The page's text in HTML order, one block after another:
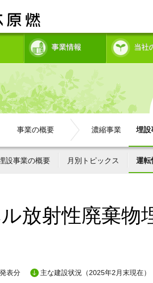
事業情報 当社
事業の概要 濃縮事業 埋設
設事業の概要 月別トピックス 運転
放射性廃棄物
表分 主な建設状況（2025年2月末現在）